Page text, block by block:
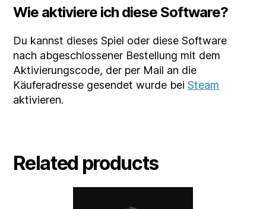
Wie aktiviere ich diese Software?
Du kannst dieses Spiel oder diese Software
nach abgeschlossener Bestellung mit dem
Aktivierungscode, der per Mail an die
Käuferadresse gesendet wurde beiSteam
aktivieren.
Related products